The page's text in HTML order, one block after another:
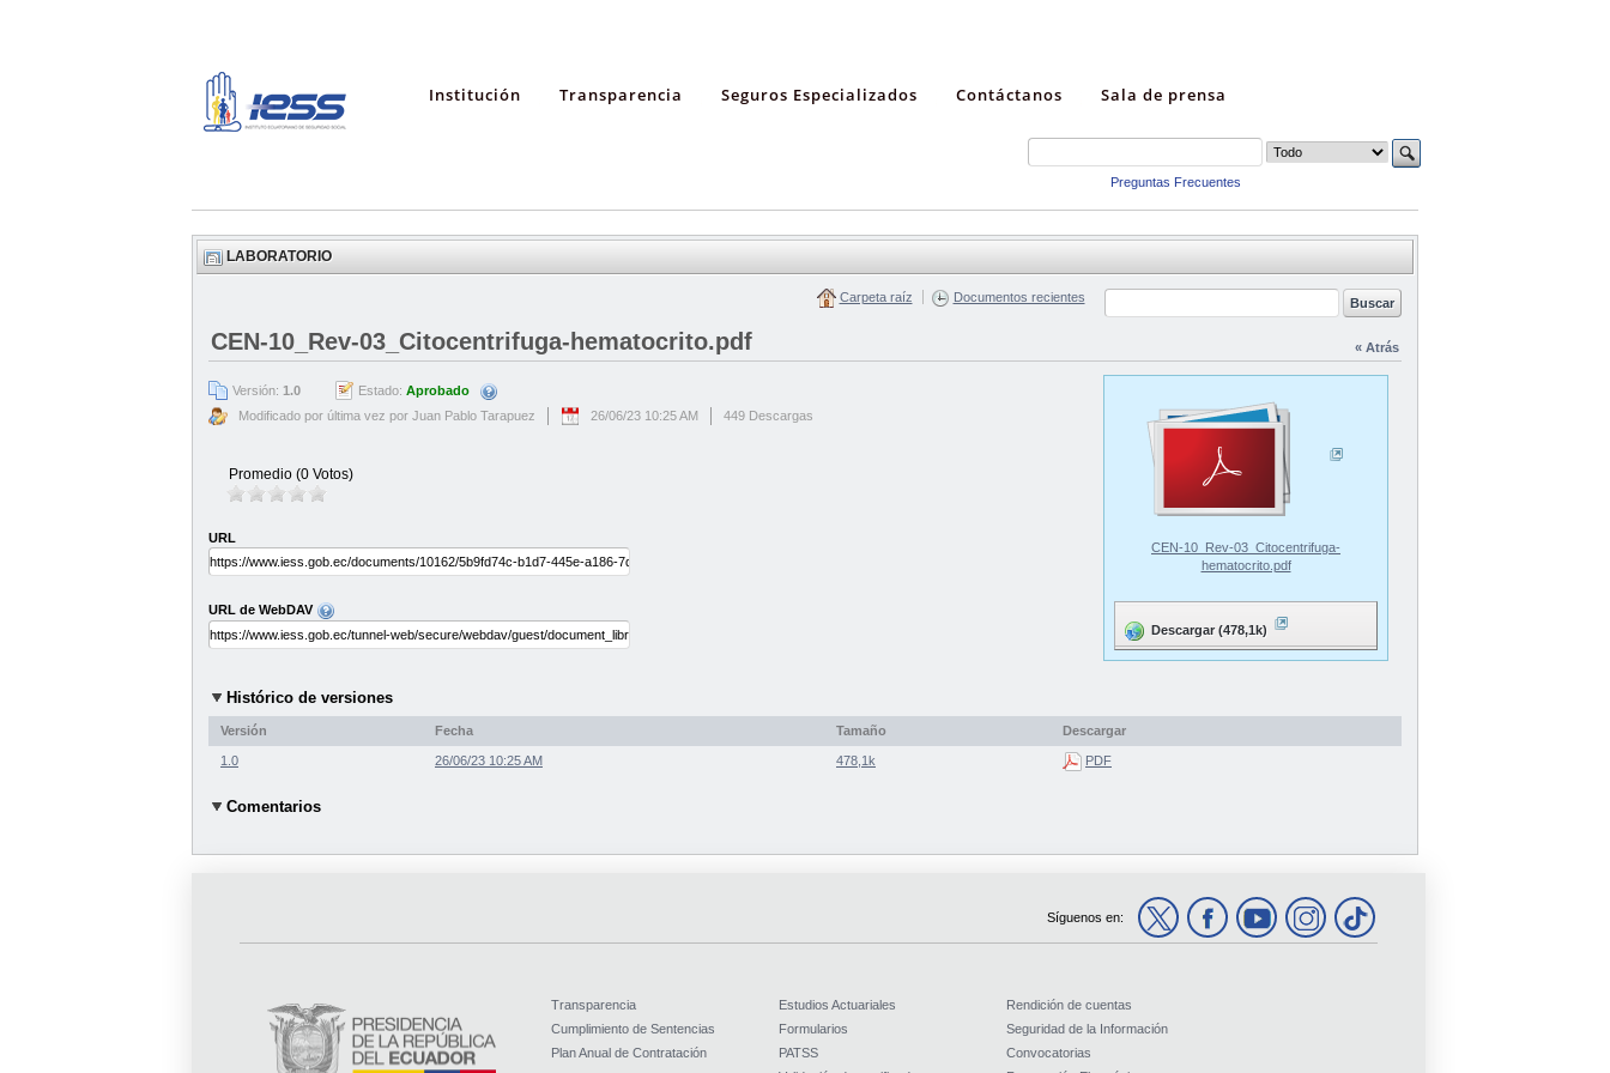
Institución Transparencia Seguros Especializados Contáctanos Sala de prensa
Preguntas Frecuentes
LABORATORIO
Carpeta raíz Documentos recientes
« Atrás
CEN-10_Rev-03_Citocentrifuga-hematocrito.pdf
Versión: 1.0 Estado: Aprobado
Modificado por última vez por Juan Pablo Tarapuez
26/06/23 10:25 AM 449 Descargas
Promedio (0 Votos)
URL
URL de WebDAV
CEN-10_Rev-03_Citocentrifuga-
hematocrito.pdf
Descargar (478,1k)
Histórico de versiones
Versión Fecha Tamaño Descargar
1.0 26/06/23 10:25 AM 478,1k PDF
Comentarios
Síguenos en:
Transparencia
Cumplimiento de Sentencias
Plan Anual de Contratación
Estudios Actuariales
Formularios
PATSS
Rendición de cuentas
Seguridad de la Información
Convocatorias